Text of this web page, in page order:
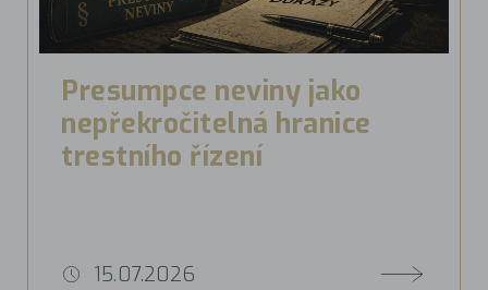
Presumpce neviny jako
nepřekročitelná hranice
trestního řízení
15.07.2026